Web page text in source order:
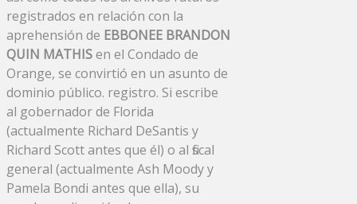
registrados en relación con la
aprehensión de EBBONEE BRANDON
QUIN MATHISen el Condado de
Orange, se convirtió en un asunto de
dominio público. registro. Si escribe
al gobernador de Florida
(actualmente Richard DeSantis y
Richard Scott antes que él) o al fiscal
general (actualmente Ash Moody y
Pamela Bondi antes que ella), su